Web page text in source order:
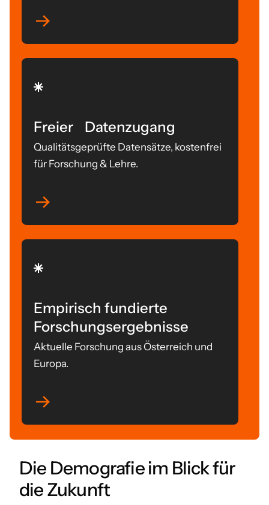
Freier Datenzugang
Qualitätsgeprüfte Datensätze, kostenfrei
für Forschung & Lehre.
Empirisch fundierte
Forschungsergebnisse
Aktuelle Forschung aus Österreich und
Europa.
Die Demografie im Blick für
die Zukunft